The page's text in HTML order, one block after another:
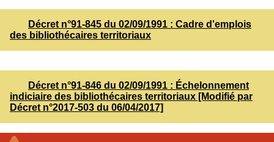
Décret n°91-845 du 02/09/1991 : Cadre d'emplois
des bibliothécaires territoriaux
Décret n°91-846 du 02/09/1991 : Échelonnement
indiciaire des bibliothécaires territoriaux [Modifié par
Décret n°2017-503 du 06/04/2017]